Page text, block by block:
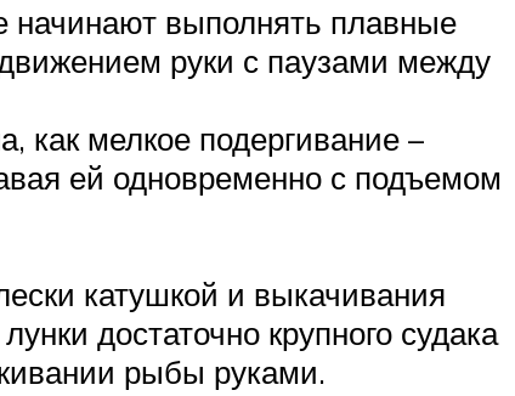
начинают выполнять плавные
руки с паузами между
как мелкое подергивание –
ей одновременно с подъемом
катушкой и выкачивания
достаточно крупного судака
рыбы руками.